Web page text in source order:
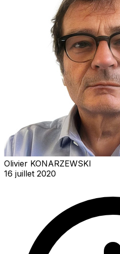
Olivier KONARZEWSKI
16 juillet 2020